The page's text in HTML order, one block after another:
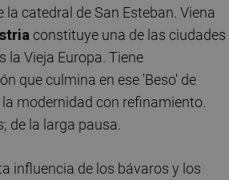
catedral de San Esteban. Viena
constituye una de las ciudades
la Vieja Europa. Tiene
que culmina en ese 'Beso' de
modernidad con refinamiento.
de la larga pausa.
influencia de los bávaros y los